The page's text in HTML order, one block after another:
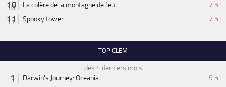
La colère de la montagne de feu
7.5
Spooky tower
7.5
TOP CLEM
des 4 derniers mois
Darwin's Journey: Oceania
9.5